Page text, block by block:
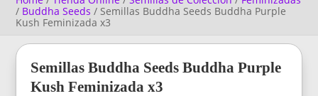
/ Buddha Seeds / Semillas Buddha Seeds Buddha Purple
Kush Feminizada x3
Semillas Buddha Seeds Buddha Purple
Kush Feminizada x3